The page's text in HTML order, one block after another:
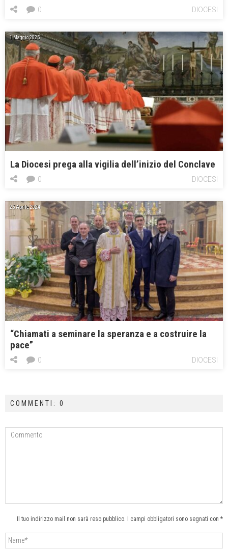
DIOCESI
0
1 Maggio 2025
La Diocesi prega alla vigilia dell’inizio del Conclave
DIOCESI
0
25 Aprile 2024
“Chiamati a seminare la speranza e a costruire la
pace”
DIOCESI
0
COMMENTI: 0
Il tuo indirizzo mail non sarà reso pubblico. I campi obbligatori sono segnati con *